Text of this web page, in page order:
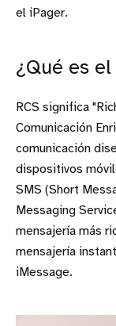
el iPager.
¿Qué es el
RCS significa
Comunicación
comunicación
dispositivos
SMS (Short
Messaging
mensajería más
mensajería
iMessage.